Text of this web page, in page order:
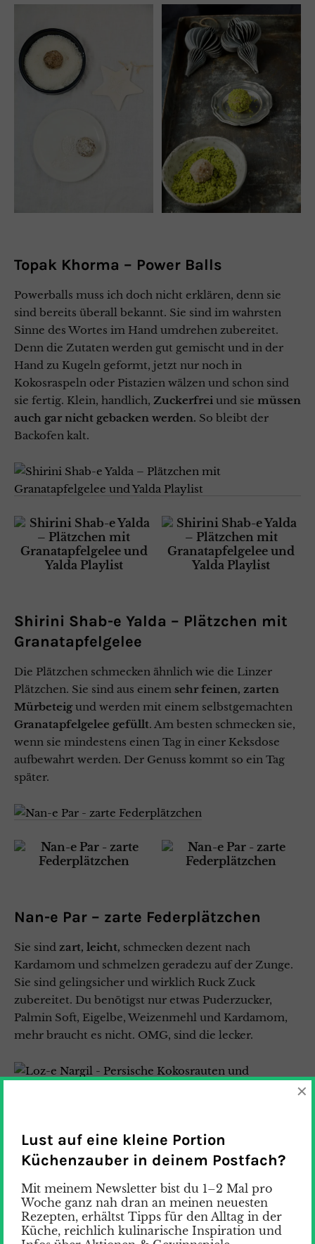
Topak Khorma – Power Balls
Powerballs muss ich doch nicht erklären, denn sie
sind bereits überall bekannt. Sie sind im wahrsten
Sinne des Wortes im Hand umdrehen zubereitet.
Denn die Zutaten werden gut gemischt und in der
Hand zu Kugeln geformt, jetzt nur noch in
Kokosraspeln oder Pistazien wälzen und schon sind
sie fertig. Klein, handlich, Zuckerfrei und sie müssen
auch gar nicht gebacken werden. So bleibt der
Backofen kalt.
Shirini Shab-e Yalda – Plätzchen mit
Granatapfelgelee
Die Plätzchen schmecken ähnlich wie die Linzer
Plätzchen. Sie sind aus einem sehr feinen, zarten
Mürbeteig und werden mit einem selbstgemachten
Granatapfelgelee gefüllt. Am besten schmecken sie,
wenn sie mindestens einen Tag in einer Keksdose
aufbewahrt werden. Der Genuss kommt so ein Tag
später.
Nan-e Par – zarte Federplätzchen
Sie sind zart, leicht, schmecken dezent nach
Kardamom und schmelzen geradezu auf der Zunge.
Sie sind gelingsicher und wirklich Ruck Zuck
zubereitet. Du benötigst nur etwas Puderzucker,
Palmin Soft, Eigelbe, Weizenmehl und Kardamom,
mehr braucht es nicht. OMG, sind die lecker.
Lust auf eine kleine Portion
Küchenzauber in deinem Postfach?
Mit meinem Newsletter bist du 1–2 Mal pro
Woche ganz nah dran an meinen neuesten
Rezepten, erhältst Tipps für den Alltag in der
Küche, reichlich kulinarische Inspiration und
×